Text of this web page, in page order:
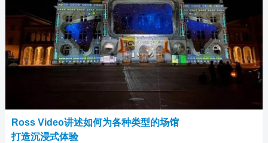
Ross Video讲述如何为各种类型的场馆
打造沉浸式体验